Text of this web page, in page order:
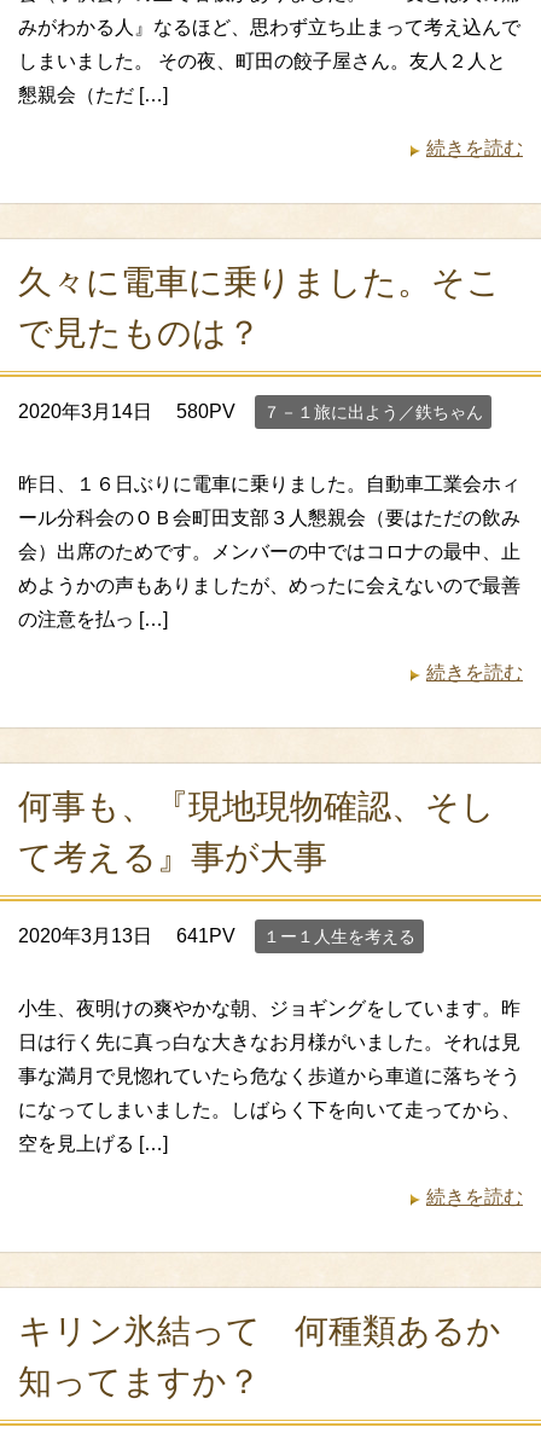
みがわかる人』なるほど、思わず立ち止まって考え込んで
しまいました。 その夜、町田の餃子屋さん。友人２人と
懇親会（ただ […]
続きを読む
久々に電車に乗りました。そこ
で見たものは？
2020年3月14日 580PV ７－１旅に出よう／鉄ちゃん
昨日、１６日ぶりに電車に乗りました。自動車工業会ホィ
ール分科会のＯＢ会町田支部３人懇親会（要はただの飲み
会）出席のためです。メンバーの中ではコロナの最中、止
めようかの声もありましたが、めったに会えないので最善
の注意を払っ […]
続きを読む
何事も、『現地現物確認、そし
て考える』事が大事
2020年3月13日 641PV １ー１人生を考える
小生、夜明けの爽やかな朝、ジョギングをしています。昨
日は行く先に真っ白な大きなお月様がいました。それは見
事な満月で見惚れていたら危なく歩道から車道に落ちそう
になってしまいました。しばらく下を向いて走ってから、
空を見上げる […]
続きを読む
キリン氷結って 何種類あるか
知ってますか？